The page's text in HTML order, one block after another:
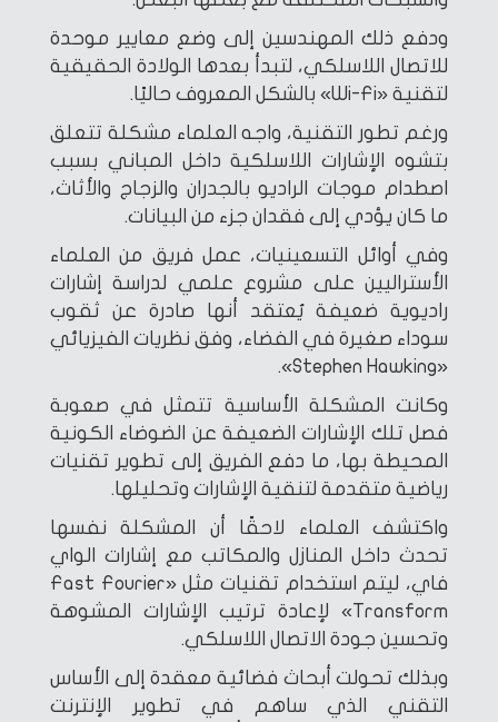
ودفع ذلك المهندسين إلى وضع معايير موحدة
للاتصال اللاسلكي، لتبدأ بعدها الولادة الحقيقية
لتقنية «Wi-Fi» بالشكل المعروف حاليًا.
ورغم تطور التقنية، واجه العلماء مشكلة تتعلق
بتشوه الإشارات اللاسلكية داخل المباني بسبب
اصطدام موجات الراديو بالجدران والزجاج والأثاث،
ما كان يؤدي إلى فقدان جزء من البيانات.
وفي أوائل التسعينيات، عمل فريق من العلماء
الأستراليين على مشروع علمي لدراسة إشارات
راديوية ضعيفة يُعتقد أنها صادرة عن ثقوب
سوداء صغيرة في الفضاء، وفق نظريات الفيزيائي
«Stephen Hawking».
وكانت المشكلة الأساسية تتمثل في صعوبة
فصل تلك الإشارات الضعيفة عن الضوضاء الكونية
المحيطة بها، ما دفع الفريق إلى تطوير تقنيات
رياضية متقدمة لتنقية الإشارات وتحليلها.
واكتشف العلماء لاحقًا أن المشكلة نفسها
تحدث داخل المنازل والمكاتب مع إشارات الواي
فاي، ليتم استخدام تقنيات مثل «Fast Fourier
Transform» لإعادة ترتيب الإشارات المشوهة
وتحسين جودة الاتصال اللاسلكي.
وبذلك تحولت أبحاث فضائية معقدة إلى الأساس
التقني الذي ساهم في تطوير الإنترنت